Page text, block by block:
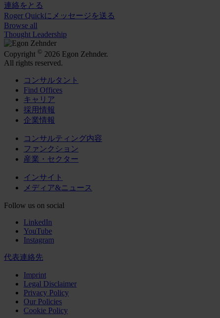
連絡をとる
Roger Quickにメッセージを送る
Browse all
Thought Leadership
Copyright © 2026 Egon Zehnder.
All rights reserved.
コンサルタント
Find Offices
キャリア
採用情報
企業情報
コンサルティング内容
ファンクション
産業・セクター
インサイト
メディア&ニュース
Follow us on social
LinkedIn
YouTube
Instagram
代表連絡先
Imprint
Legal Disclaimer
Privacy Policy
Our Policies
Cookie Policy